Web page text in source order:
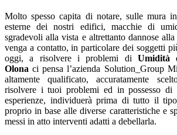
Molto spesso capita di notare, sulle mura
esterne dei nostri edifici, macchie di
sgradevoli alla vista e altrettanto dannose
venga a contatto, in particolare dei soggetti
oggi, a risolvere i problemi di Umidità
Olona ci pensa l’azienda Solution_Group
altamente qualificato, accuratamente
risolvere i tuoi problemi ed in possesso di
esperienze, individuerà prima di tutto il
proprio in base alle diverse caratteristiche e
messi in atto interventi adatti a debellarla.